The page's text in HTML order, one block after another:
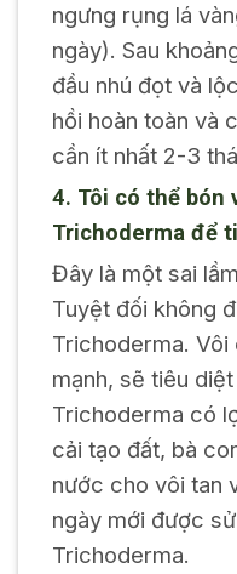
ngưng rụng lá
ngày). Sau
đầu nhú đọt và
hồi hoàn toàn và
cần ít nhất 2-3
4. Tôi có thể bón
Trichoderma để
Đây là một sai
Tuyệt đối không
Trichoderma. Vôi
mạnh, sẽ tiêu
Trichoderma có
cải tạo đất, bà
nước cho vôi tan
ngày mới được
Trichoderma.